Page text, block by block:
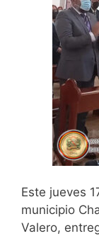
Este jueves
municipio
Valero,